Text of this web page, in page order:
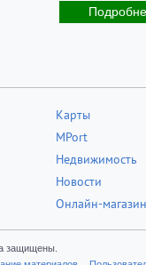
Карты
MPort
Недвижимость
Новости
Онлайн-магазин
защищены.